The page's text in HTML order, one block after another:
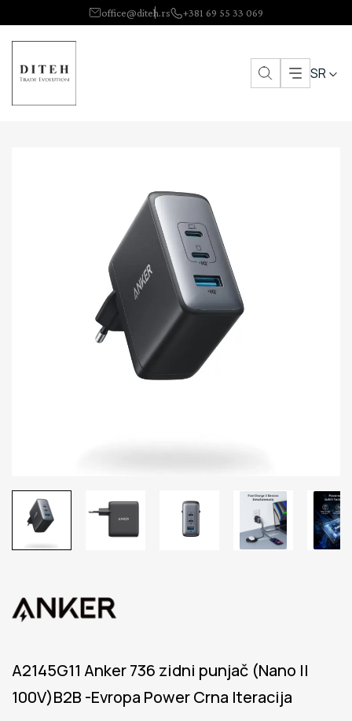
office@diteh.rs +381 69 55 33 069
SR
A2145G11 Anker 736 zidni punjač (Nano II
100V)B2B -Evropa Power Crna Iteracija